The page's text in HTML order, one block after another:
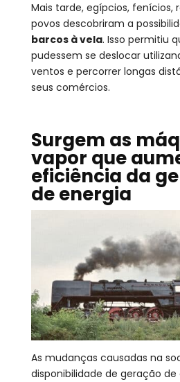
Mais tarde, egípcios, fenícios,
povos descobriram a
barcos à vela. Isso permitiu
pudessem se deslocar
ventos e percorrer longas
seus comércios.
Surgem as
vapor que
eficiência da
de energia
As mudanças causadas na
disponibilidade de geração